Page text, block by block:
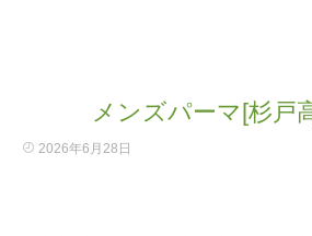
メンズパーマ[杉戸
2026年6月28日